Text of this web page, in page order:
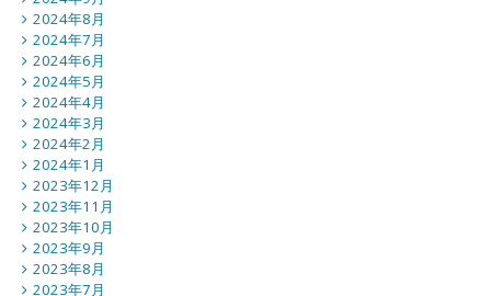
2024年8月
2024年7月
2024年6月
2024年5月
2024年4月
2024年3月
2024年2月
2024年1月
2023年12月
2023年11月
2023年10月
2023年9月
2023年8月
2023年7月